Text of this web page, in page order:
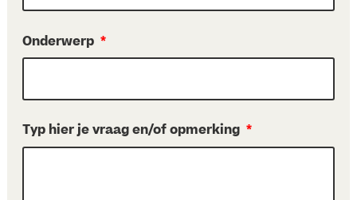
Onderwerp *
Typ hier je vraag en/of opmerking *